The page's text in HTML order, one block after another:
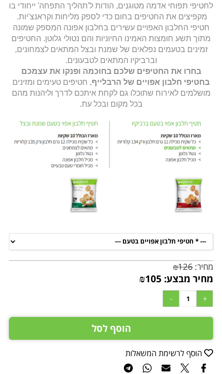
לחטיפי תפוחי אדמה מטוגנים, הודות ל'תהליך התפחה' ייחודי בו
מקפיצים את החטיפים בחום כדי לספק מליחות וקראנצ'יות.
חטיפי החלבון האפויים עשירים בחלבון אפונה המספק שמונה
מתוך תשע חומצות האמינו החיוניות והם נטולי גלוטן. החטיפים
זמינים בטעמים נפלאים של שמנת ובצל המתאים לצמחונים,
וברביקיו המתאים לטבעונים.
בחרו את החטיפים שלכם בחוכמה ופנקו את עצמכם
בחטיפי חלבון אפויים של הרבלייף, חטיפים טעימים ומזינים
מושלמים לאירוח שתוכלו גם לקחת איתכם לדרך וליהנות מהם
בכל מקום ובכל עת.
מחיר: ₪126
מחיר מבצע: ₪105
הוסף לסל
הוסף לרשימת המשאלות